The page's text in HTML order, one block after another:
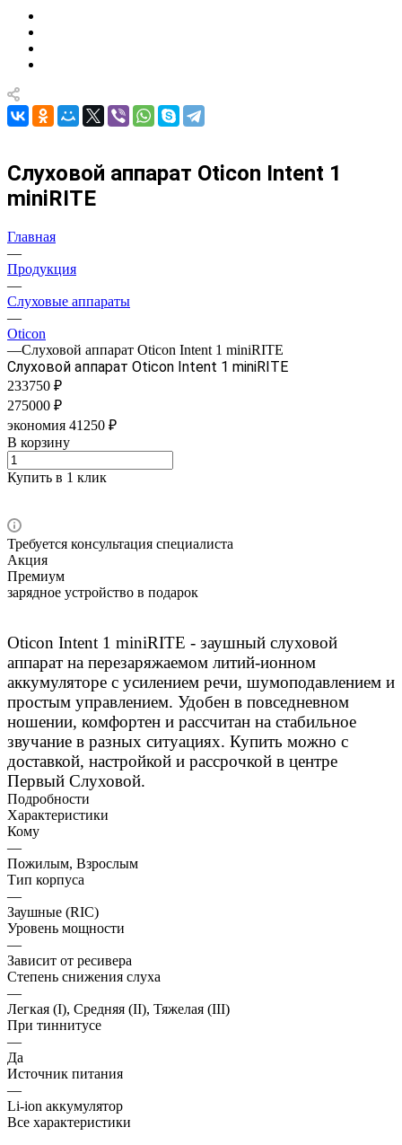
Слуховой аппарат Oticon Intent 1
miniRITE
Главная
—
Продукция
—
Слуховые аппараты
—
Oticon
—Слуховой аппарат Oticon Intent 1 miniRITE
Слуховой аппарат Oticon Intent 1 miniRITE
233750 ₽
275000 ₽
экономия 41250 ₽
В корзину
Купить в 1 клик
Требуется консультация специалиста
Акция
Премиум
зарядное устройство в подарок
Oticon Intent 1 miniRITE - заушный слуховой
аппарат на перезаряжаемом литий-ионном
аккумуляторе с усилением речи, шумоподавлением и
простым управлением. Удобен в повседневном
ношении, комфортен и рассчитан на стабильное
звучание в разных ситуациях. Купить можно с
доставкой, настройкой и рассрочкой в центре
Первый Слуховой.
Подробности
Характеристики
Кому
—
Пожилым, Взрослым
Тип корпуса
—
Заушные (RIC)
Уровень мощности
—
Зависит от ресивера
Степень снижения слуха
—
Легкая (I), Средняя (II), Тяжелая (III)
При тиннитусе
—
Да
Источник питания
—
Li-ion аккумулятор
Все характеристики